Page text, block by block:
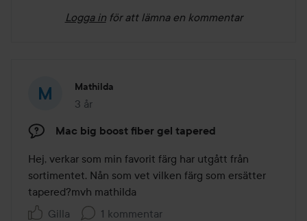
Logga in för att lämna en kommentar
Mathilda
3 år
Inlägget skapades 3 år
Mac big boost fiber gel tapered
Hej, verkar som min favorit färg har utgått från
sortimentet. Nån som vet vilken färg som ersätter
tapered?mvh mathilda
Gilla
1 kommentar